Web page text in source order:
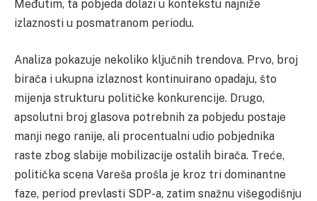
Međutim, ta pobjeda dolazi u kontekstu najniže
izlaznosti u posmatranom periodu.
Analiza pokazuje nekoliko ključnih trendova. Prvo, broj
birača i ukupna izlaznost kontinuirano opadaju, što
mijenja strukturu političke konkurencije. Drugo,
apsolutni broj glasova potrebnih za pobjedu postaje
manji nego ranije, ali procentualni udio pobjednika
raste zbog slabije mobilizacije ostalih birača. Treće,
politička scena Vareša prošla je kroz tri dominantne
faze, period prevlasti SDP-a, zatim snažnu višegodišnju